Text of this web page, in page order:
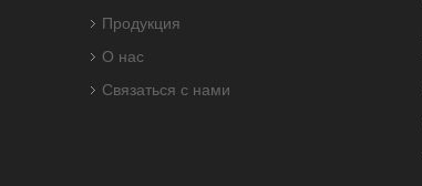
Продукция
О нас
Связаться с нами